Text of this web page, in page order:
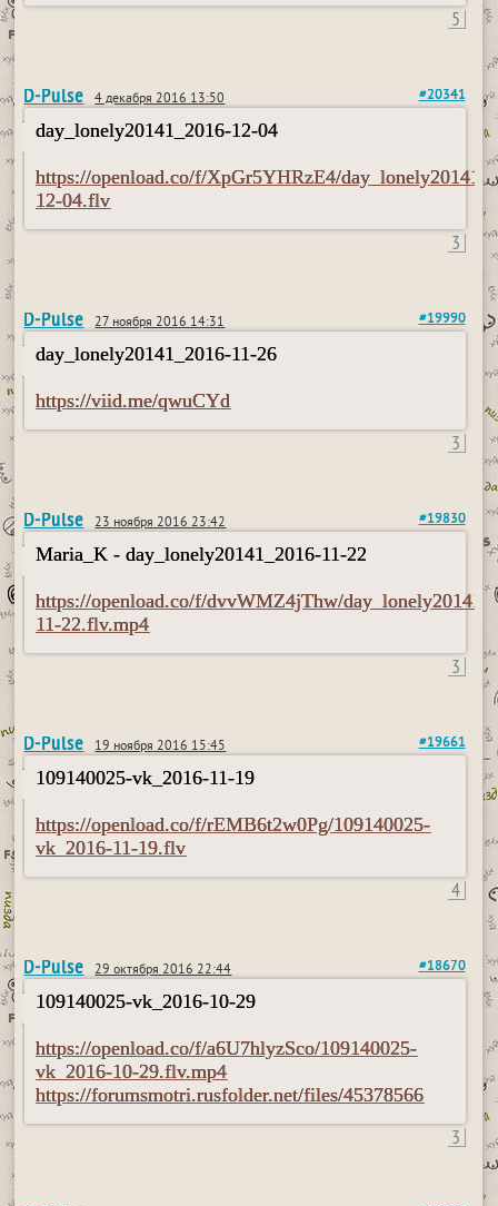
5
D-Pulse 4 декабря 2016 13:50 #20341
day_lonely20141_2016-12-04
https://openload.co/f/XpGr5YHRzE4/
12-04.flv
3
D-Pulse 27 ноября 2016 14:31 #19990
day_lonely20141_2016-11-26
https://viid.me/qwuCYd
3
D-Pulse 23 ноября 2016 23:42 #19830
Maria_K - day_lonely20141_2016-11-22
https://openload.co/f/dvvWMZ4jThw/
11-22.flv.mp4
3
D-Pulse 19 ноября 2016 15:45 #19661
109140025-vk_2016-11-19
https://openload.co/f/rEMB6t2w0Pg/109140025-
vk_2016-11-19.flv
4
D-Pulse 29 октября 2016 22:44 #18670
109140025-vk_2016-10-29
https://openload.co/f/a6U7hlyzSco/109140025-
vk_2016-10-29.flv.mp4
https://forumsmotri.rusfolder.net/files/45378566
3